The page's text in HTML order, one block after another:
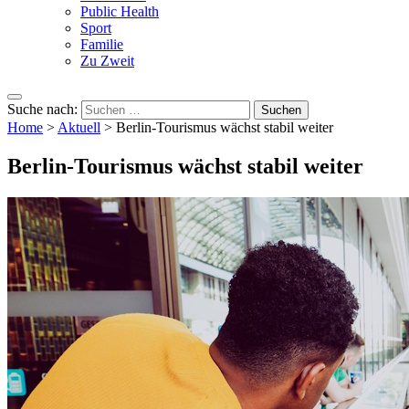
Public Health
Sport
Familie
Zu Zweit
Suche nach:
Home > Aktuell > Berlin-Tourismus wächst stabil weiter
Berlin-Tourismus wächst stabil weiter